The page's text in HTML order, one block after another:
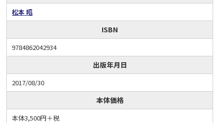
松本 昭
ISBN
9784862042934
出版年月日
2017/08/30
本体価格
本体3,500円＋税